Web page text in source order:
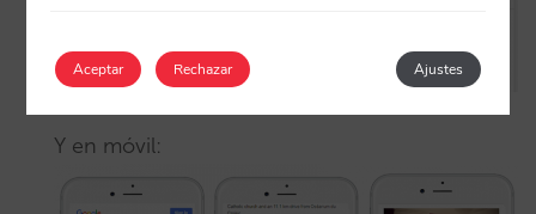
Y en móvil:
Aceptar Ajustes
Rechazar